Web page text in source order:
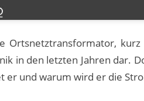
Ortsnetztransformator,
in den letzten Jahren dar.
er und warum wird er die